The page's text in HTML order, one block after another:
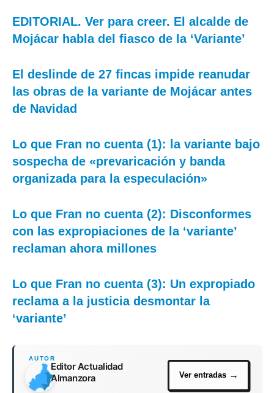
EDITORIAL. Ver para creer. El alcalde de
Mojácar habla del fiasco de la ‘Variante’
El deslinde de 27 fincas impide reanudar
las obras de la variante de Mojácar antes
de Navidad
Lo que Fran no cuenta (1): la variante bajo
sospecha de «prevaricación y banda
organizada para la especulación»
Lo que Fran no cuenta (2): Disconformes
con las expropiaciones de la ‘variante’
reclaman ahora millones
Lo que Fran no cuenta (3): Un expropiado
reclama a la justicia desmontar la
‘variante’
Editor Actualidad
Almanzora